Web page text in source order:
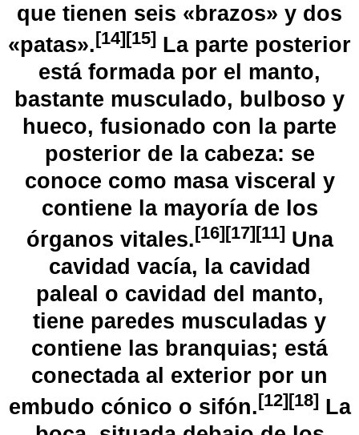
que tienen seis «brazos» y dos
«patas».[14][15] ​ La parte posterior
está formada por el manto,
bastante musculado, bulboso y
hueco, fusionado con la parte
posterior de la cabeza: se
conoce como masa visceral y
contiene la mayoría de los
órganos vitales.[16][17][11]​ Una
cavidad vacía, la cavidad
paleal o cavidad del manto,
tiene paredes musculadas y
contiene las branquias; está
conectada al exterior por un
embudo cónico o sifón.[12][18]​ La